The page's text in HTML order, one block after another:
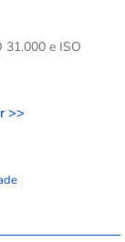
31.000 e ISO
>>